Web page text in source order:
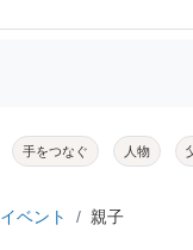
手をつなぐ 人物
ベント 親子